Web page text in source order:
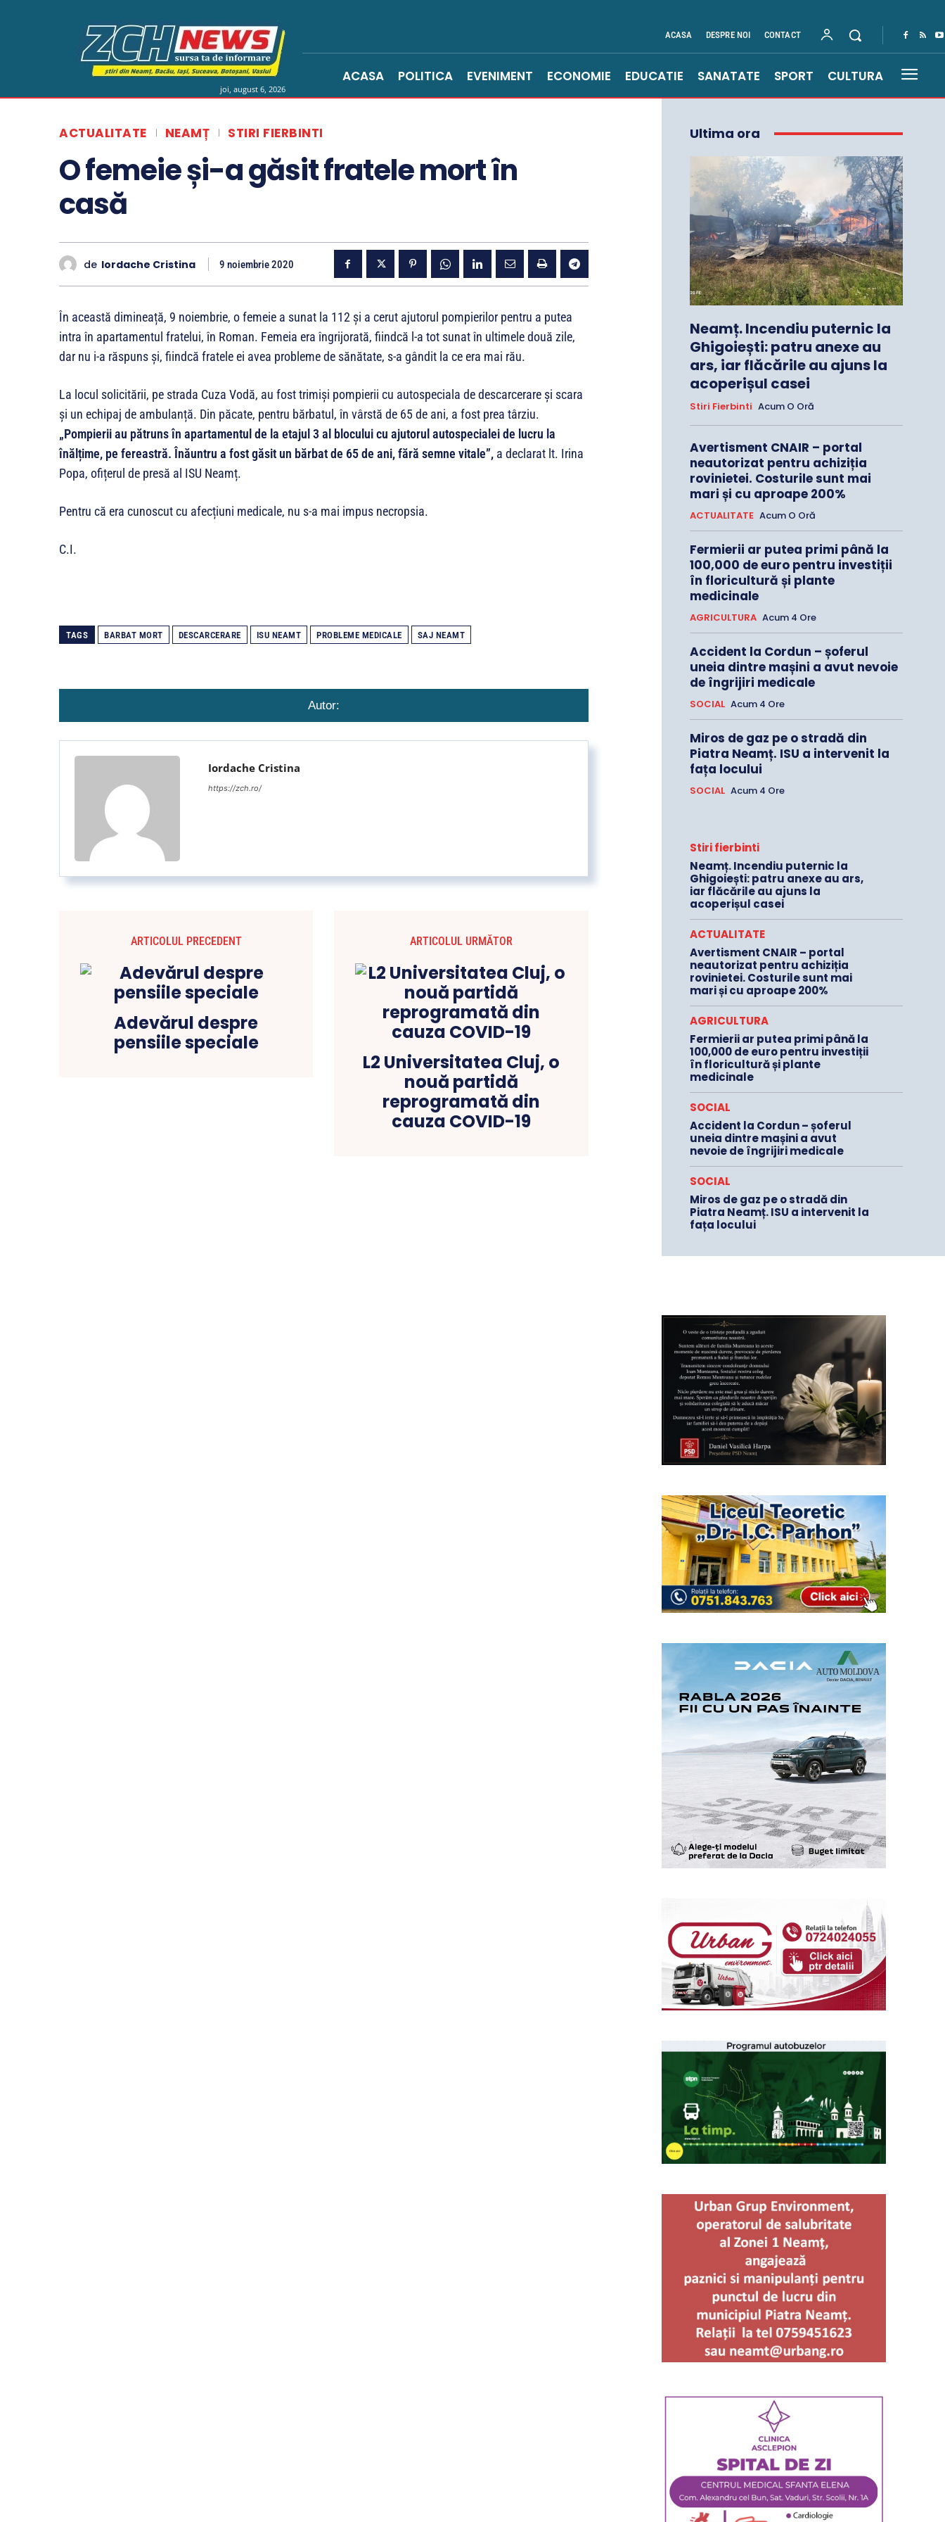
joi, august 6, 2026
ACASA DESPRE NOI CONTACT
ACASA POLITICA EVENIMENT ECONOMIE EDUCATIE SANATATE SPORT CULTURA
ACTUALITATE NEAMȚ STIRI FIERBINTI
O femeie și-a găsit fratele mort în
casă
de Iordache Cristina 9 noiembrie 2020
În această dimineață, 9 noiembrie, o femeie a sunat la 112 și a cerut ajutorul pompierilor pentru a putea
intra în apartamentul fratelui, în Roman. Femeia era îngrijorată, fiindcă l-a tot sunat în ultimele două zile,
dar nu i-a răspuns și, fiindcă fratele ei avea probleme de sănătate, s-a gândit la ce era mai rău.
La locul solicitării, pe strada Cuza Vodă, au fost trimiși pompierii cu autospeciala de descarcerare și scara
și un echipaj de ambulanță. Din păcate, pentru bărbatul, în vârstă de 65 de ani, a fost prea târziu.
„Pompierii au pătruns în apartamentul de la etajul 3 al blocului cu ajutorul autospecialei de lucru la
înălțime, pe fereastră. Înăuntru a fost găsit un bărbat de 65 de ani, fără semne vitale”, a declarat lt. Irina
Popa, ofițerul de presă al ISU Neamț.
Pentru că era cunoscut cu afecțiuni medicale, nu s-a mai impus necropsia.
C.I.
TAGS BARBAT MORT DESCARCERARE ISU NEAMT PROBLEME MEDICALE SAJ NEAMT
Autor:
Iordache Cristina
https://zch.ro/
ARTICOLUL PRECEDENT
Adevărul despre
pensiile speciale
ARTICOLUL URMĂTOR
L2 Universitatea Cluj, o
nouă partidă
reprogramată din
cauza COVID-19
Ultima ora
Neamț. Incendiu puternic la
Ghigoiești: patru anexe au
ars, iar flăcările au ajuns la
acoperișul casei
Stiri Fierbinti Acum O Oră
Avertisment CNAIR – portal
neautorizat pentru achiziția
rovinietei. Costurile sunt mai
mari și cu aproape 200%
ACTUALITATE Acum O Oră
Fermierii ar putea primi până la
100,000 de euro pentru investiții
în floricultură și plante
medicinale
AGRICULTURA Acum 4 Ore
Accident la Cordun – șoferul
uneia dintre mașini a avut nevoie
de îngrijiri medicale
SOCIAL Acum 4 Ore
Miros de gaz pe o stradă din
Piatra Neamț. ISU a intervenit la
fața locului
SOCIAL Acum 4 Ore
Stiri fierbinti
Neamț. Incendiu puternic la
Ghigoiești: patru anexe au ars,
iar flăcările au ajuns la
acoperișul casei
ACTUALITATE
Avertisment CNAIR – portal
neautorizat pentru achiziția
rovinietei. Costurile sunt mai
mari și cu aproape 200%
AGRICULTURA
Fermierii ar putea primi până la
100,000 de euro pentru investiții
în floricultură și plante
medicinale
SOCIAL
Accident la Cordun – șoferul
uneia dintre mașini a avut
nevoie de îngrijiri medicale
SOCIAL
Miros de gaz pe o stradă din
Piatra Neamț. ISU a intervenit la
fața locului